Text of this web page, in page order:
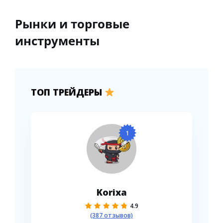
Рынки и торговые
инструменты
ТОП ТРЕЙДЕРЫ
1
Korixa
4.9
(387 отзывов)